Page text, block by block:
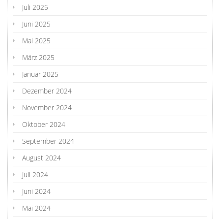
Juli 2025
Juni 2025
Mai 2025
März 2025
Januar 2025
Dezember 2024
November 2024
Oktober 2024
September 2024
August 2024
Juli 2024
Juni 2024
Mai 2024